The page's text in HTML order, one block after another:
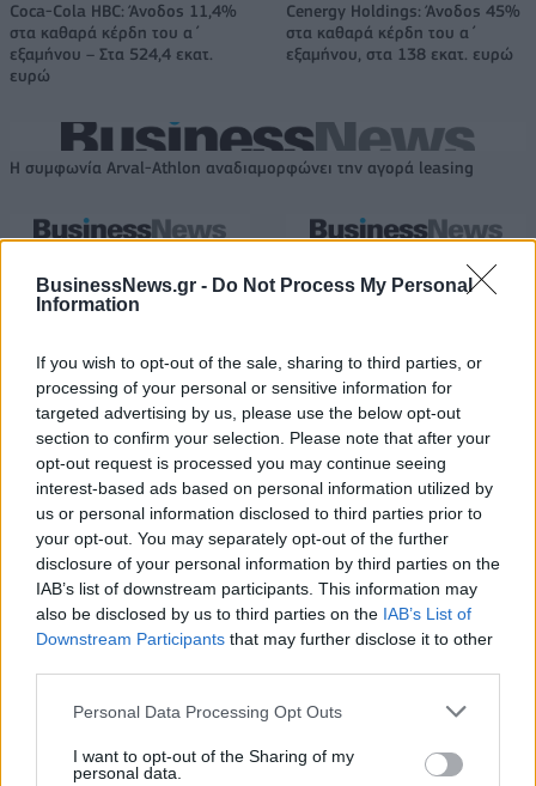
BusinessNews.gr - Do Not Process My Personal
Information
If you wish to opt-out of the sale, sharing to third parties, or
processing of your personal or sensitive information for
targeted advertising by us, please use the below opt-out
section to confirm your selection. Please note that after your
opt-out request is processed you may continue seeing
interest-based ads based on personal information utilized by
us or personal information disclosed to third parties prior to
your opt-out. You may separately opt-out of the further
disclosure of your personal information by third parties on the
IAB’s list of downstream participants. This information may
also be disclosed by us to third parties on the IAB’s List of
Downstream Participants that may further disclose it to other
Personal Data Processing Opt Outs
I want to opt-out of the Sharing of my
personal data.
Coca-Cola HBC: Άνοδος 11,4%
στα καθαρά κέρδη του α΄
εξαμήνου – Στα 524,4 εκατ.
ευρώ
Cenergy Holdings: Άνοδος 45%
στα καθαρά κέρδη του α΄
εξαμήνου, στα 138 εκατ. ευρώ
Η συμφωνία Arval-Athlon αναδιαμορφώνει την αγορά leasing
αναδιάρθρωσης
Alpha Bank: Για πρώτη φορά το
Αρχαίο Θέατρο Επιδαύρου
ESG Report 2025: Πώς η ΑΒ Βασιλόπουλος μετατρέπει τη
βιωσιμότητα σε καθημερινή πράξη
Stoiximan: «Πού ήσουν;» στις μεγάλες στιγμές του Ολυμπιακού
ΠΕΡΙΣΣΌΤΕΡΑ ΣΕ ΑΥΤΉ ΤΗΝ ΚΑΤΗΓΟΡΊΑ